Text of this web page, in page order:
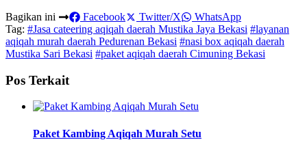
Bagikan ini
Facebook Twitter/X
WhatsApp
Tag: #Jasa cateering aqiqah daerah Mustika Jaya Bekasi #layanan
aqiqah murah daerah Pedurenan Bekasi #nasi box aqiqah daerah
Mustika Sari Bekasi #paket aqiqah daerah Cimuning Bekasi
Pos Terkait
Paket Kambing Aqiqah Murah Setu